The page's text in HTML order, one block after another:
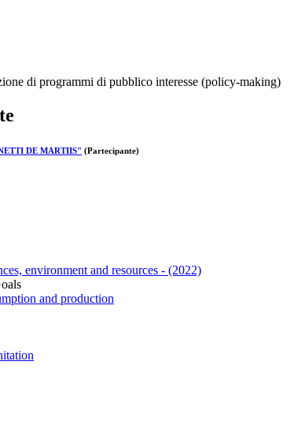
di programmi di pubblico interesse (policy-making)
DE MARTIIS" (Partecipante)
environment and resources - (2022)
and production